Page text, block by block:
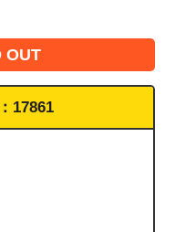
OUT
17861